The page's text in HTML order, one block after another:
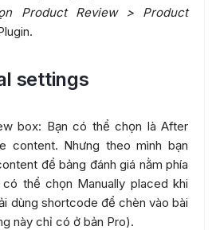
Product Review > Product
settings
box: Bạn có thể chọn là After
content. Nhưng theo mình bạn
để bảng đánh giá nằm phía
thể chọn Manually placed khi
dùng shortcode để chèn vào bài
này chỉ có ở bản Pro).